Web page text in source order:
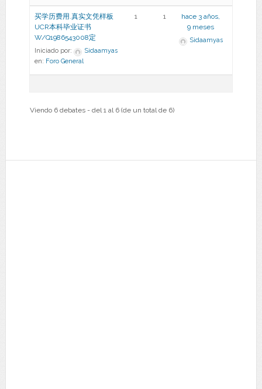
买学历费用.真实文凭样板
UCR本科毕业证书
W/Q1986543008定
Iniciado por:
Sidaamyas
en: Foro General
1 1
hace 3 años,
9 meses
Sidaamyas
Viendo 6 debates - del 1 al 6 (de un total de 6)